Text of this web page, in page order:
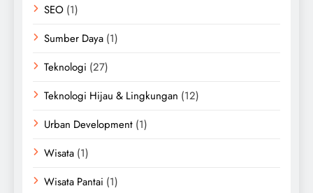
SEO (1)
Sumber Daya (1)
Teknologi (27)
Teknologi Hijau & Lingkungan (12)
Urban Development (1)
Wisata (1)
Wisata Pantai (1)